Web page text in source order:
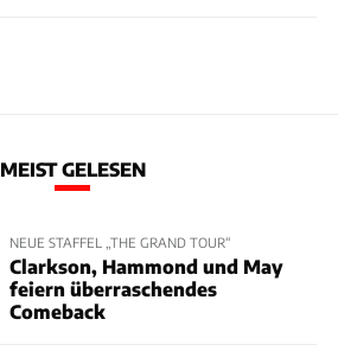
MEIST GELESEN
NEUE STAFFEL „THE GRAND TOUR“
Clarkson, Hammond und May
feiern überraschendes
Comeback